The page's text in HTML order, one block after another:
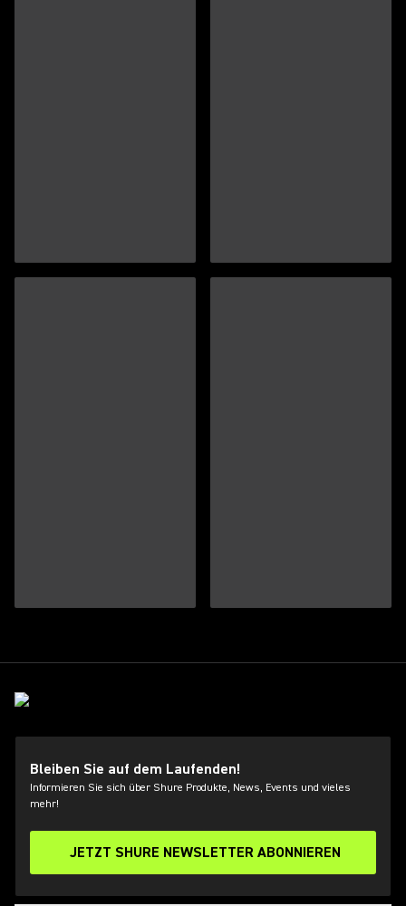
Bleiben Sie auf dem Laufenden!
Informieren Sie sich über Shure Produkte, News, Events und vieles
mehr!
JETZT SHURE NEWSLETTER ABONNIEREN